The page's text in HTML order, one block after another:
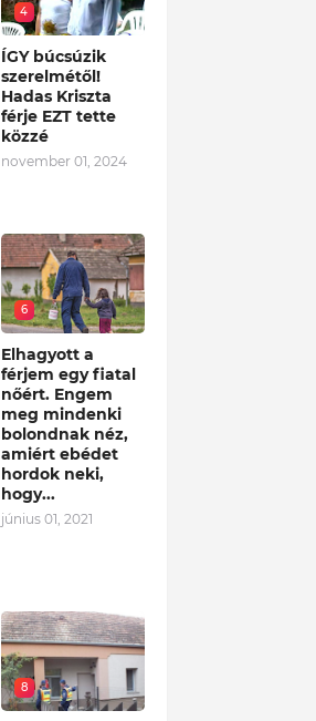
4
ÍGY búcsúzik
szerelmétől!
Hadas Kriszta
férje EZT tette
közzé
november 01, 2024
6
Elhagyott a
férjem egy fiatal
nőért. Engem
meg mindenki
bolondnak néz,
amiért ebédet
hordok neki,
hogy...
június 01, 2021
8